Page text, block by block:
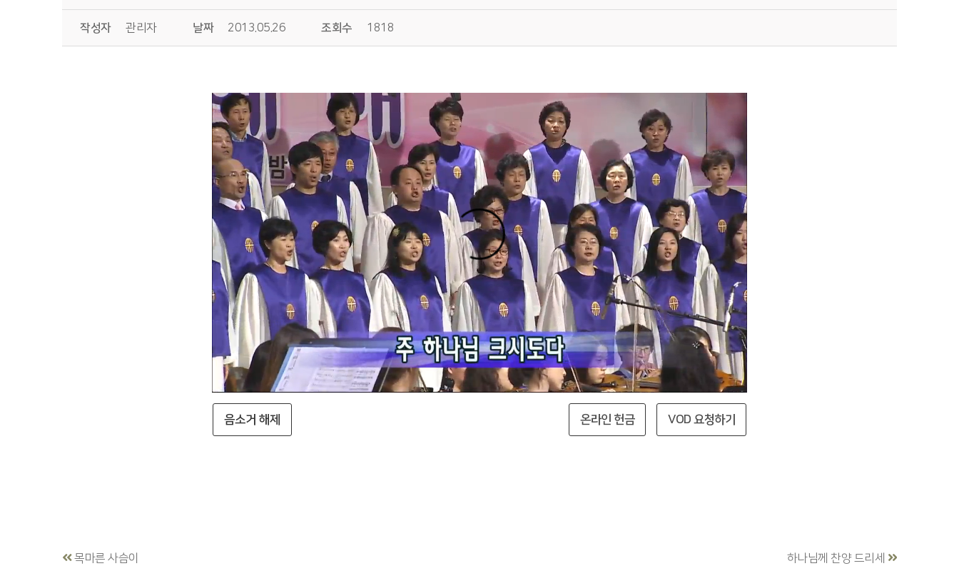
작성자 관리자 날짜 2013.05.26 조회수 1818
음소거 해제 VOD 요청하기
온라인 헌금
목마른 사슴이 하나님께 찬양 드리세